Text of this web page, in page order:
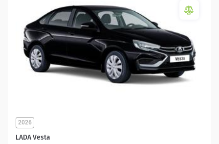
LADA Vesta
2026